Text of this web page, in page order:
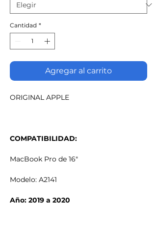
Cantidad *
Agregar al carrito
ORIGINAL APPLE
COMPATIBILIDAD:
MacBook Pro de 16"
Modelo: A2141
Año: 2019 a 2020